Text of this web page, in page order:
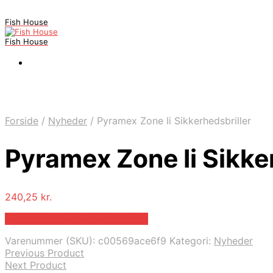
Fish House
Fish House
Forside / Nyheder / Pyramex Zone Ii Sikkerhedsbriller
Pyramex Zone Ii
240,25 kr.
Varenummer (SKU): c00569ace6f9 Kategori: Nyheder
Previous Product
Next Product